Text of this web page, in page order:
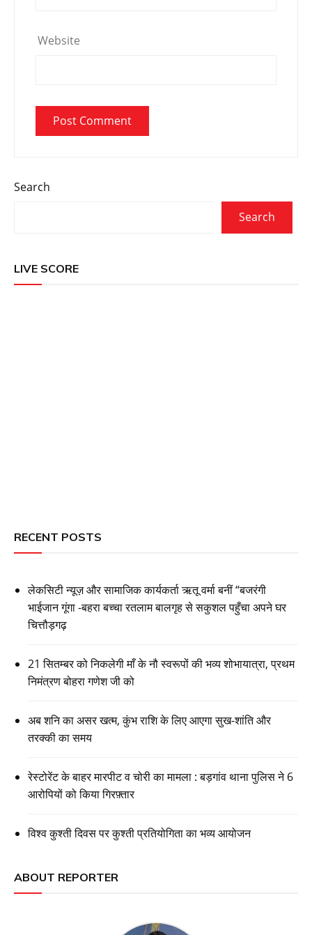
Website
Search
Search
LIVE SCORE
RECENT POSTS
लेकसिटी न्यूज़ और सामाजिक कार्यकर्ता ऋतू वर्मा बनीं “बजरंगी
भाईजान गूंगा -बहरा बच्चा रतलाम बालगृह से सकुशल पहुँचा अपने घर
चित्तौड़गढ़
21 सितम्बर को निकलेगी माँ के नौ स्वरूपों की भव्य शोभायात्रा, प्रथम
निमंत्रण बोहरा गणेश जी को
अब शनि का असर खत्म, कुंभ राशि के लिए आएगा सुख-शांति और
तरक्की का समय
रेस्टोरेंट के बाहर मारपीट व चोरी का मामला : बड़गांव थाना पुलिस ने 6
आरोपियों को किया गिरफ़्तार
विश्व कुश्ती दिवस पर कुश्ती प्रतियोगिता का भव्य आयोजन
ABOUT REPORTER